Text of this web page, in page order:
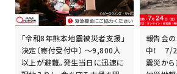
「令和8年熊本地震被災者支援」
決定（寄付受付中） ～9,800人
以上が避難。発生当日に迅速に
報告会
中！ 7/
震災か